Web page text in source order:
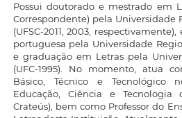
Possui doutorado e mestrado em
Correspondente) pela Universidade
(UFSC-2011, 2003,
portuguesa pela Universidade
e graduação em Letras pela
(UFC-1995). No momento, atua
Básico, Técnico e Tecnológico
Educação, Ciência e Tecnologia
Crateús), bem como Professor do